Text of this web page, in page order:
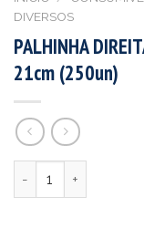
DIVERSOS
PALHINHA
21cm (250un)